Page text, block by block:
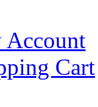
Cart